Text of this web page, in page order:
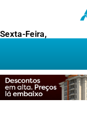
Sexta-Feira,